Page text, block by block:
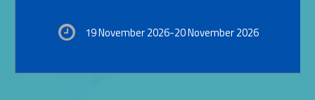
19 November 2026-20 November 2026